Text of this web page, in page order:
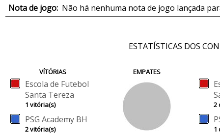
Nota de jogo: Não há nenhuma nota de jogo lançada
ESTATÍSTICAS DOS
VÍTÓRIAS
Escola de Futebol
Santa Tereza
1 vitória(s)
PSG Academy BH
2 vitória(s)
EMPATES
2
1